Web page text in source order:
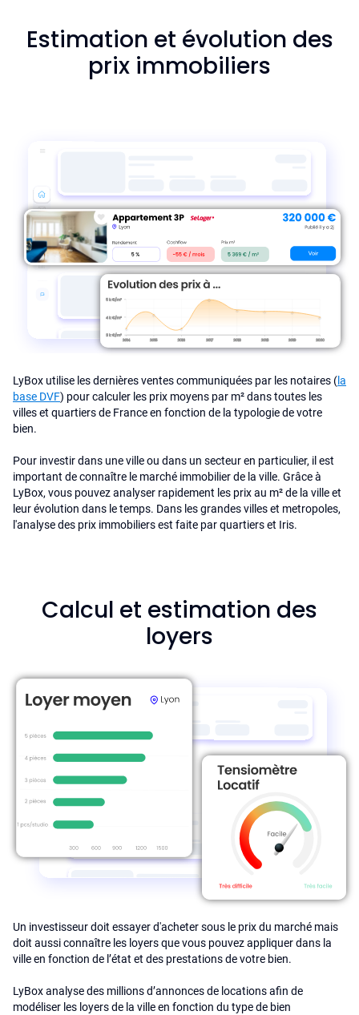
Estimation et évolution des
prix immobiliers
LyBox utilise les dernières ventes communiquées par les notaires (la
base DVF) pour calculer les prix moyens par m² dans toutes les
villes et quartiers de France en fonction de la typologie de votre
bien.
Pour investir dans une ville ou dans un secteur en particulier, il est
important de connaître le marché immobilier de la ville. Grâce à
LyBox, vous pouvez analyser rapidement les prix au m² de la ville et
leur évolution dans le temps. Dans les grandes villes et metropoles,
l'analyse des prix immobiliers est faite par quartiers et Iris.
Calcul et estimation des
loyers
Un investisseur doit essayer d'acheter sous le prix du marché mais
doit aussi connaître les loyers que vous pouvez appliquer dans la
ville en fonction de l’état et des prestations de votre bien.
LyBox analyse des millions d’annonces de locations afin de
modéliser les loyers de la ville en fonction du type de bien